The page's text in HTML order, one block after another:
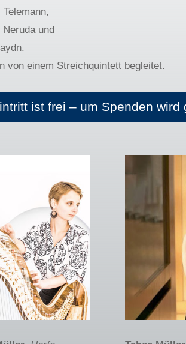
und
von einem Streichquintett begleitet.
ist frei – um Spenden wird